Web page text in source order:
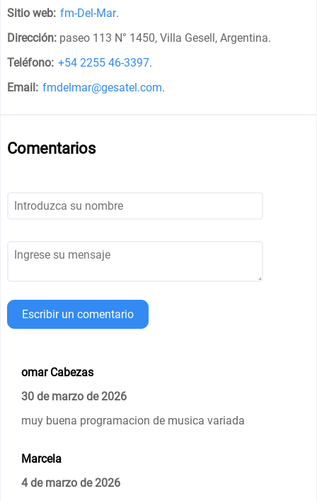
Sitio web: fm-Del-Mar.
Dirección: paseo 113 N° 1450, Villa Gesell, Argentina.
Teléfono: +54 2255 46-3397.
Email: fmdelmar@gesatel.com.
Comentarios
Escribir un comentario
omar Cabezas
30 de marzo de 2026
muy buena programacion de musica variada
Marcela
4 de marzo de 2026